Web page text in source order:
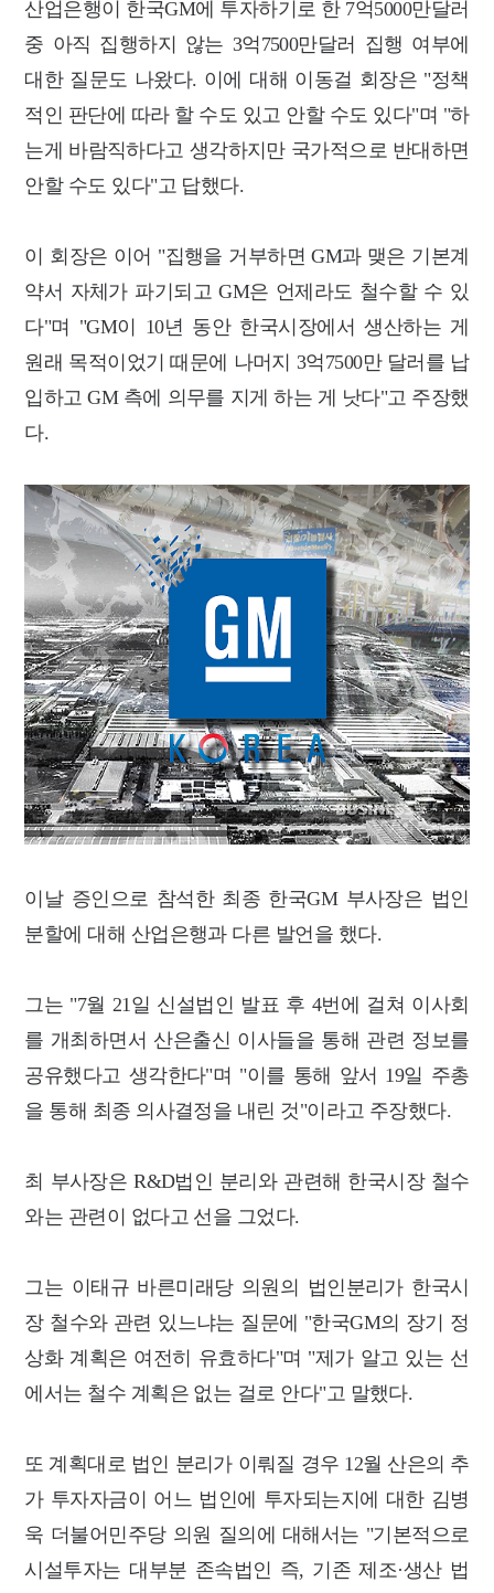
산업은행이 한국GM에 투자하기로 한 7억5000만달러
중 아직 집행하지 않는 3억7500만달러 집행 여부에
대한 질문도 나왔다. 이에 대해 이동걸 회장은 "정책
적인 판단에 따라 할 수도 있고 안할 수도 있다"며 "하
는게 바람직하다고 생각하지만 국가적으로 반대하면
안할 수도 있다"고 답했다.
이 회장은 이어 "집행을 거부하면 GM과 맺은 기본계
약서 자체가 파기되고 GM은 언제라도 철수할 수 있
다"며 "GM이 10년 동안 한국시장에서 생산하는 게
원래 목적이었기 때문에 나머지 3억7500만 달러를 납
입하고 GM 측에 의무를 지게 하는 게 낫다"고 주장했
다.
이날 증인으로 참석한 최종 한국GM 부사장은 법인
분할에 대해 산업은행과 다른 발언을 했다.
그는 "7월 21일 신설법인 발표 후 4번에 걸쳐 이사회
를 개최하면서 산은출신 이사들을 통해 관련 정보를
공유했다고 생각한다"며 "이를 통해 앞서 19일 주총
을 통해 최종 의사결정을 내린 것"이라고 주장했다.
최 부사장은 R&D법인 분리와 관련해 한국시장 철수
와는 관련이 없다고 선을 그었다.
그는 이태규 바른미래당 의원의 법인분리가 한국시
장 철수와 관련 있느냐는 질문에 "한국GM의 장기 정
상화 계획은 여전히 유효하다"며 "제가 알고 있는 선
에서는 철수 계획은 없는 걸로 안다"고 말했다.
또 계획대로 법인 분리가 이뤄질 경우 12월 산은의 추
가 투자자금이 어느 법인에 투자되는지에 대한 김병
욱 더불어민주당 의원 질의에 대해서는 "기본적으로
시설투자는 대부분 존속법인 즉, 기존 제조·생산 법